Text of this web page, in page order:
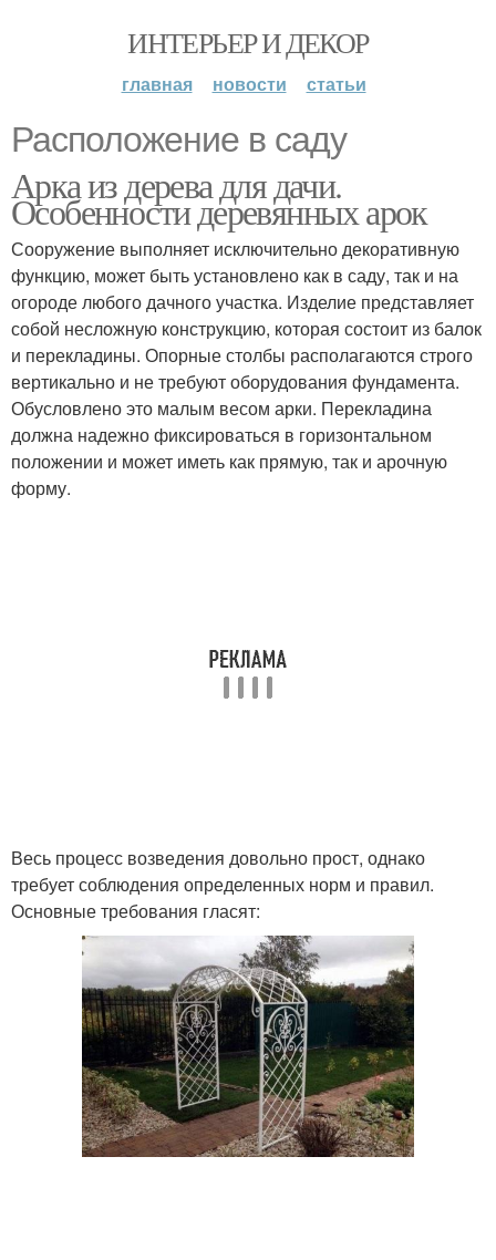
ИНТЕРЬЕР И ДЕКОР
главная новости статьи
Расположение в саду
Арка из дерева для дачи.
Особенности деревянных арок
Сооружение выполняет исключительно декоративную
функцию, может быть установлено как в саду, так и на
огороде любого дачного участка. Изделие представляет
собой несложную конструкцию, которая состоит из балок
и перекладины. Опорные столбы располагаются строго
вертикально и не требуют оборудования фундамента.
Обусловлено это малым весом арки. Перекладина
должна надежно фиксироваться в горизонтальном
положении и может иметь как прямую, так и арочную
форму.
Весь процесс возведения довольно прост, однако
требует соблюдения определенных норм и правил.
Основные требования гласят: